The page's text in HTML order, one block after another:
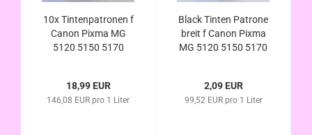
10x Tintenpatronen f
Canon Pixma MG
5120 5150 5170
6170 6250 8120
8150 8170 8240
18,99 EUR
146,08 EUR pro 1 Liter
Black Tinten Patrone
breit f Canon Pixma
MG 5120 5150 5170
6170 6250 8120
8150 8170 8240
2,09 EUR
99,52 EUR pro 1 Liter